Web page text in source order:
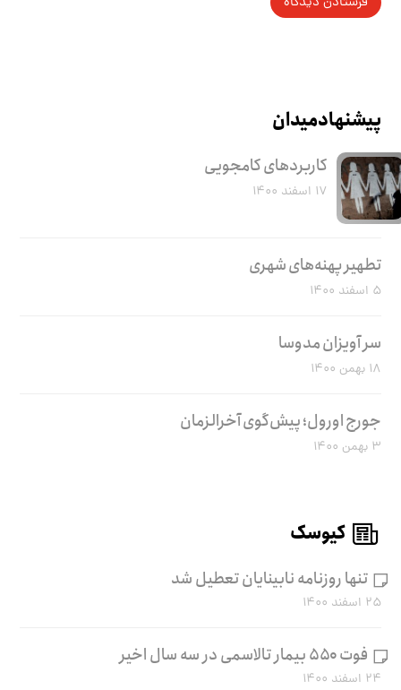
پیشنهاد میدان
کاربرد‌های کامجویی
۱۷ اسفند ۱۴۰۰
تطهیر پهنه‌های شهری
۵ اسفند ۱۴۰۰
سر آویزان مدوسا
۱۸ بهمن ۱۴۰۰
جورج اورول؛ پیش‌گوی آخرالزمان
۳ بهمن ۱۴۰۰
کیوسک
تنها روزنامه نابینایان تعطیل شد
۲۵ اسفند ۱۴۰۰
فوت ۵۵۰ بیمار تالاسمی در سه سال اخیر
۲۴ اسفند ۱۴۰۰